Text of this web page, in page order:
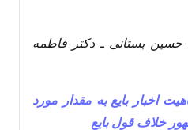
حسین بستانی ـ دکتر فاطمه
اخبار بایع به مقدار مورد
خلاف قول بایع